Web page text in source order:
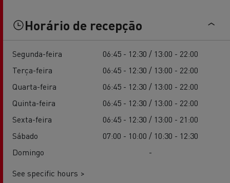
Horário de recepção
Segunda-feira
06:45 - 12:30 / 13:00 - 22:00
Terça-feira
06:45 - 12:30 / 13:00 - 22:00
Quarta-feira
06:45 - 12:30 / 13:00 - 22:00
Quinta-feira
06:45 - 12:30 / 13:00 - 22:00
Sexta-feira
06:45 - 12:30 / 13:00 - 21:00
Sábado
07:00 - 10:00 / 10:30 - 12:30
Domingo
-
See specific hours >